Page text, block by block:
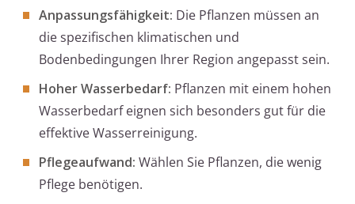
Anpassungsfähigkeit: Die Pflanzen müssen an
die spezifischen klimatischen und
Bodenbedingungen Ihrer Region angepasst sein.
Hoher Wasserbedarf: Pflanzen mit einem hohen
Wasserbedarf eignen sich besonders gut für die
effektive Wasserreinigung.
Pflegeaufwand: Wählen Sie Pflanzen, die wenig
Pflege benötigen.